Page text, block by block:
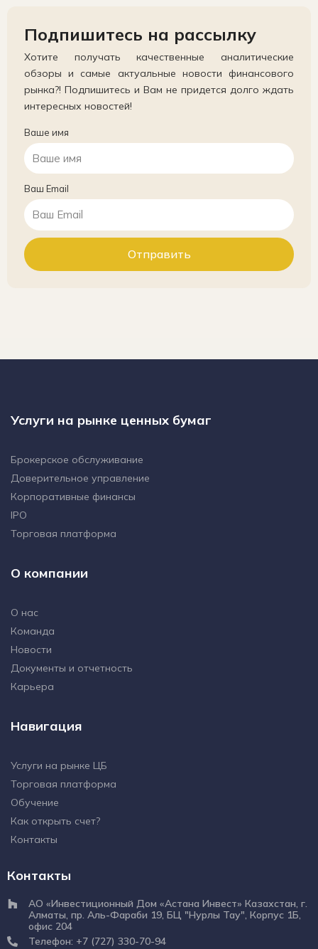
Подпишитесь на рассылку
Хотите получать качественные аналитические
обзоры и самые актуальные новости финансового
рынка?! Подпишитесь и Вам не придется долго ждать
интересных новостей!
Ваше имя
Ваш Email
Отправить
Услуги на рынке ценных бумаг
Брокерское обслуживание
Доверительное управление
Корпоративные финансы
IPO
Торговая платформа
О компании
О нас
Команда
Новости
Документы и отчетность
Карьера
Навигация
Услуги на рынке ЦБ
Торговая платформа
Обучение
Как открыть счет?
Контакты
Контакты
АО «Инвестиционный Дом «Астана Инвест» Казахстан, г.
Алматы, пр. Аль-Фараби 19, БЦ "Нурлы Тау", Корпус 1Б,
офис 204
Телефон: +7 (727) 330-70-94